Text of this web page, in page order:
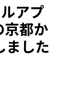
アプ
都か
ました